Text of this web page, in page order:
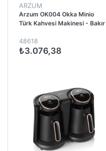
ARZUM
Arzum OK004 Okka Minio
Türk Kahvesi Makinesi - Bakır
48618
₺3.076,38